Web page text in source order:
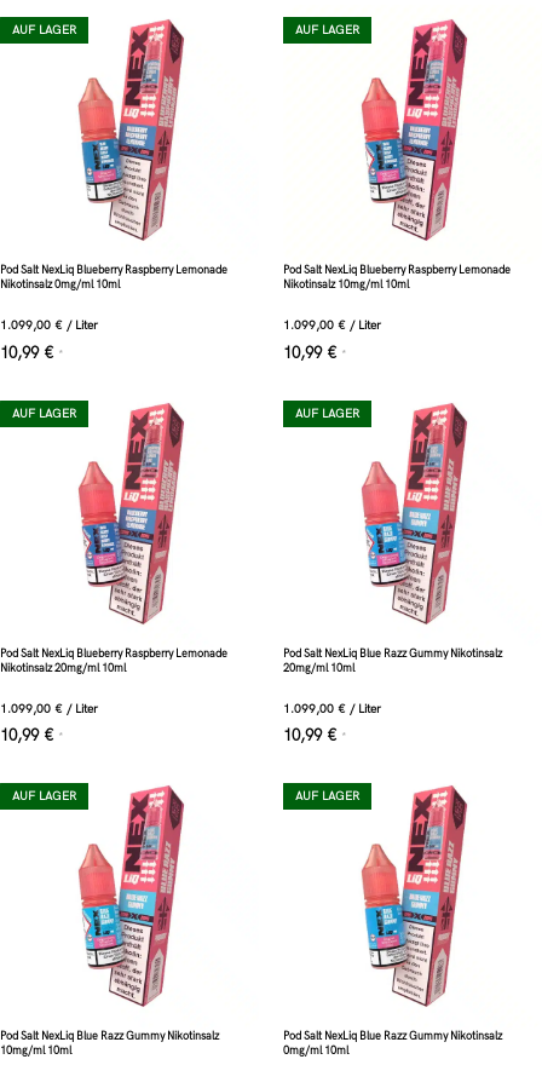
AUF LAGER
Pod Salt NexLiq Blueberry Raspberry Lemonade
Nikotinsalz 0mg/ml 10ml
1.099,00 € / Liter
10,99 € *
AUF LAGER
Pod Salt NexLiq Blueberry Raspberry Lemonade
Nikotinsalz 10mg/ml 10ml
1.099,00 € / Liter
10,99 € *
AUF LAGER
Pod Salt NexLiq Blueberry Raspberry Lemonade
Nikotinsalz 20mg/ml 10ml
1.099,00 € / Liter
10,99 € *
AUF LAGER
Pod Salt NexLiq Blue Razz Gummy Nikotinsalz
20mg/ml 10ml
1.099,00 € / Liter
10,99 € *
AUF LAGER
Pod Salt NexLiq Blue Razz Gummy Nikotinsalz
10mg/ml 10ml
AUF LAGER
Pod Salt NexLiq Blue Razz Gummy Nikotinsalz
0mg/ml 10ml